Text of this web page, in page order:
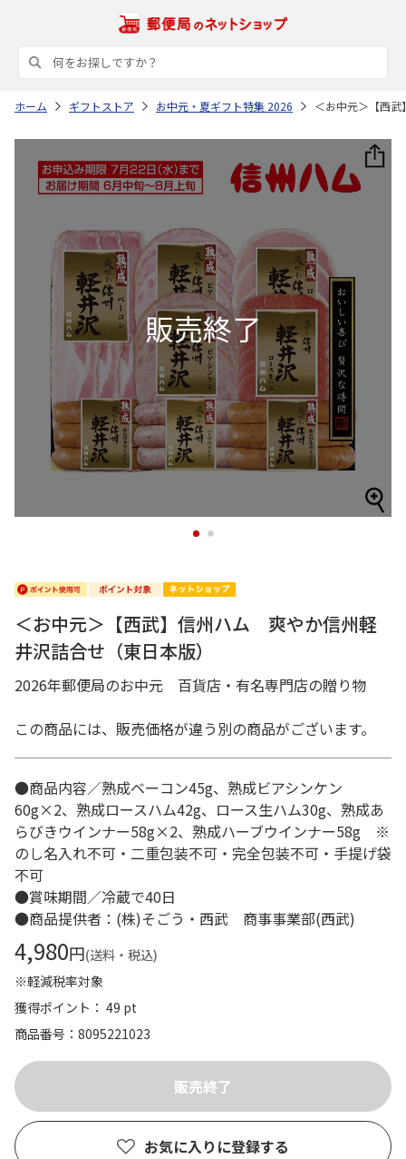
ホーム ギフトストア お中元・夏ギフト特集 2026 ＜お中元＞【西
1 2
＜お中元＞【西武】信州ハム 爽やか信州軽
井沢詰合せ（東日本版）
2026年郵便局のお中元 百貨店・有名専門店の贈り物
この商品には、販売価格が違う別の商品がございます。
●商品内容／熟成ベーコン45g、熟成ビアシンケン
60g×2、熟成ロースハム42g、ロース生ハム30g、熟成あ
らびきウインナー58g×2、熟成ハーブウインナー58g ※
のし名入れ不可・二重包装不可・完全包装不可・手提げ袋
不可
●賞味期間／冷蔵で40日
●商品提供者：(株)そごう・西武 商事事業部(西武)
4,980円(送料・税込)
※軽減税率対象
獲得ポイント： 49 pt
商品番号
8095221023
お気に入りに登録する